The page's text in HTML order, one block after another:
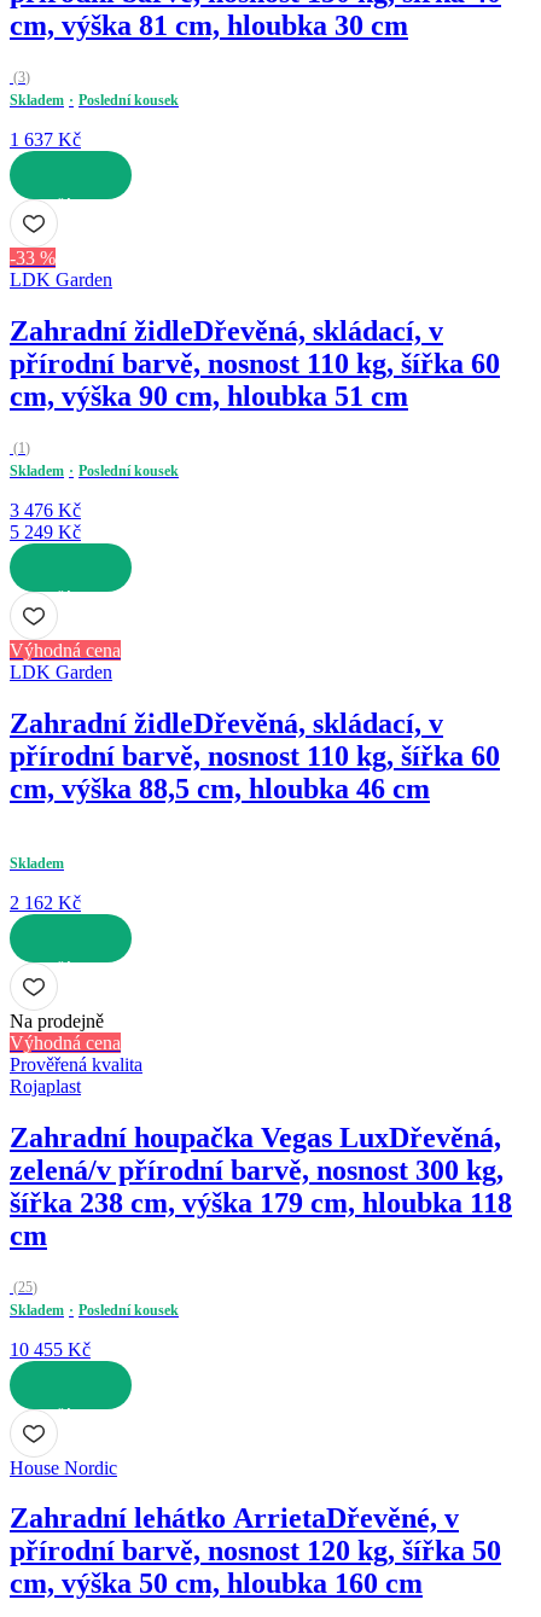
cm, výška 81 cm, hloubka 30 cm
(3)
Skladem
Poslední kousek
1 637 Kč
DO KOŠÍKU
-33 %
LDK Garden
Zahradní židleDřevěná, skládací, v
přírodní barvě, nosnost 110 kg, šířka 60
cm, výška 90 cm, hloubka 51 cm
(1)
Skladem
Poslední kousek
3 476 Kč
5 249 Kč
DO KOŠÍKU
Výhodná cena
LDK Garden
Zahradní židleDřevěná, skládací, v
přírodní barvě, nosnost 110 kg, šířka 60
cm, výška 88,5 cm, hloubka 46 cm
Skladem
2 162 Kč
DO KOŠÍKU
Na prodejně
Výhodná cena
Prověřená kvalita
Rojaplast
Zahradní houpačka Vegas LuxDřevěná,
zelená/v přírodní barvě, nosnost 300 kg,
šířka 238 cm, výška 179 cm, hloubka 118
cm
(25)
Skladem
Poslední kousek
10 455 Kč
DO KOŠÍKU
House Nordic
Zahradní lehátko ArrietaDřevěné, v
přírodní barvě, nosnost 120 kg, šířka 50
cm, výška 50 cm, hloubka 160 cm